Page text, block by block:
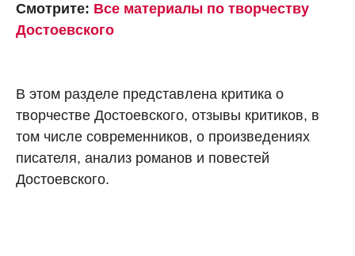
Смотрите: Все материалы по творчеству
Достоевского
В этом разделе представлена критика о
творчестве Достоевского, отзывы критиков, в
том числе современников, о произведениях
писателя, анализ романов и повестей
Достоевского.